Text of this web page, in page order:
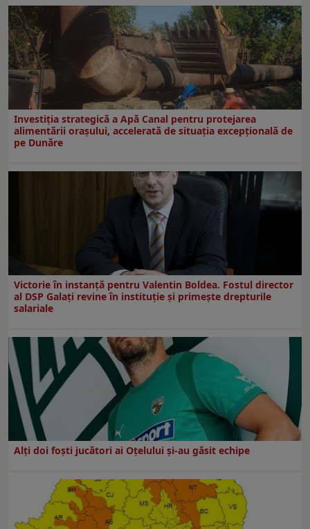
Investiția strategică a Apă Canal pentru protejarea
alimentării orașului, accelerată de situația excepțională de
pe Dunăre
Victorie în instanță pentru Valentin Boldea. Fostul director
al DSP Galați revine în instituție și primește drepturile
salariale
Alți doi foști jucători ai Oțelului și-au găsit echipe